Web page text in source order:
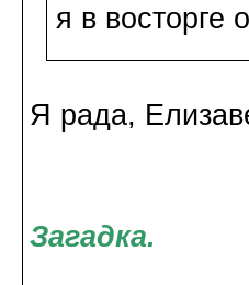
я в восторге
Я рада,
Загадка.